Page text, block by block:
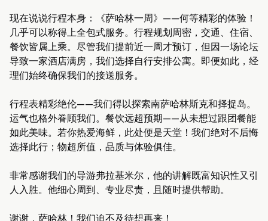
现在说说行程本身：《萨哈林一周》——何等精彩的体验！
几乎可以称得上全包式服务。行程规划周密，交通、住宿、
餐饮皆属上乘。尽管我们提前近一周才预订，但因一场论坛
导致一家酒店满房，我们选择自行安排公寓。即便如此，经
理们始终确保我们的接送服务。
行程表精彩绝伦——我们得以探索南萨哈林斯克和择捉岛。
运气也格外眷顾我们。餐饮远超预期——从未想过跟团餐能
如此美味。若你热爱海鲜，此处便是天堂！我们绝对不后悔
选择此行；物超所值，品质与体验俱佳。
非常感谢我们的导游弗拉基米尔，他的讲解既富知识性又引
人入胜。他细心周到、专业尽责，且随时提供帮助。
谢谢，萨哈林！我们迫不及待想再来！